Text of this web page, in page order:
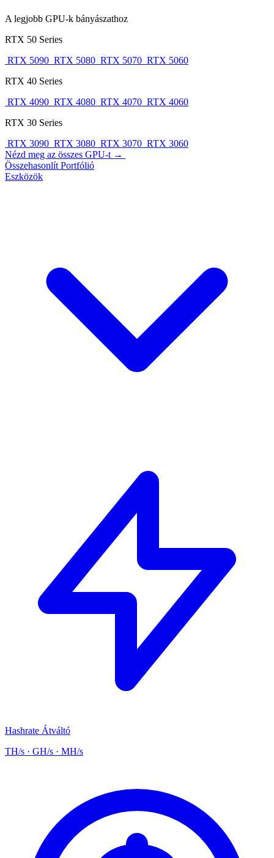
A legjobb GPU-k bányászathoz
RTX 50 Series
RTX 5090 RTX 5080 RTX 5070 RTX 5060
RTX 40 Series
RTX 4090 RTX 4080 RTX 4070 RTX 4060
RTX 30 Series
RTX 3090 RTX 3080 RTX 3070 RTX 3060
Nézd meg az összes GPU-t →
Összehasonlít Portfólió
Eszközök
Hashrate Átváltó
TH/s · GH/s · MH/s